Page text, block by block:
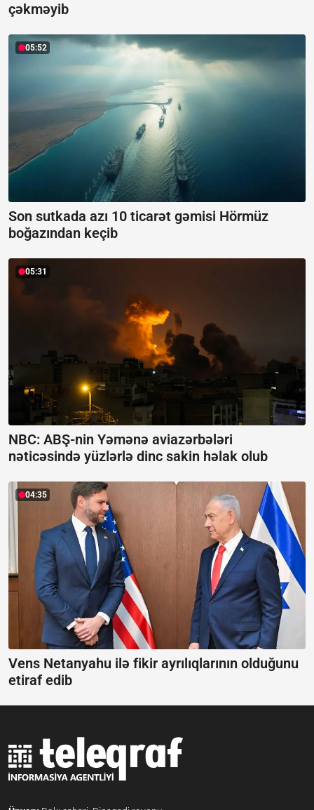
çəkməyib
05:52
Son sutkada azı 10 ticarət gəmisi Hörmüz
boğazından keçib
05:31
NBC: ABŞ-nin Yəmənə aviazərbələri
nəticəsində yüzlərlə dinc sakin həlak olub
04:35
Vens Netanyahu ilə fikir ayrılıqlarının olduğunu
etiraf edib